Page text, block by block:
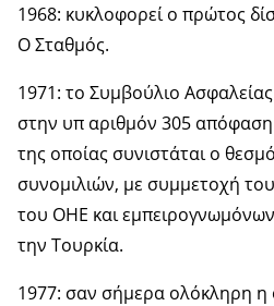
1968: κυκλοφορεί ο πρώτος
Ο Σταθμός.
1971: το Συμβούλιο
στην υπ αριθμόν 305 απόφαση
της οποίας συνιστάται ο
συνομιλιών, με συμμετοχή
του ΟΗΕ και
την Τουρκία.
1977: σαν σήμερα ολόκληρη